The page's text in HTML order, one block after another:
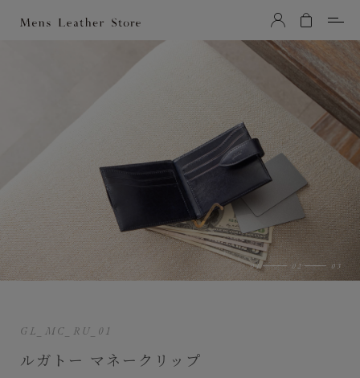
Mens Leather Store（メンズレザーストア）
GL_MC_RU_01
ルガトー マネークリップ